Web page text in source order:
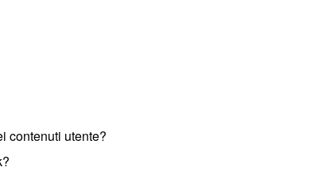
contenuti utente?